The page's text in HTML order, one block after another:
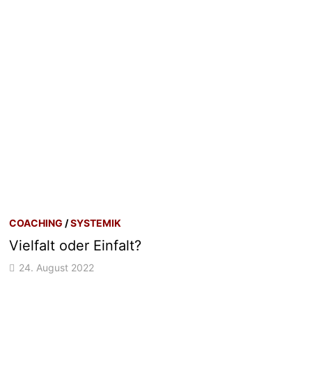
COACHING /SYSTEMIK
Vielfalt oder Einfalt?
24. August 2022